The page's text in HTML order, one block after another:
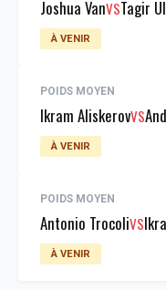
Joshua VanVSTagir
À VENIR
POIDS MOYEN
Ikram AliskerovVS
À VENIR
POIDS MOYEN
Antonio TrocoliVS
À VENIR